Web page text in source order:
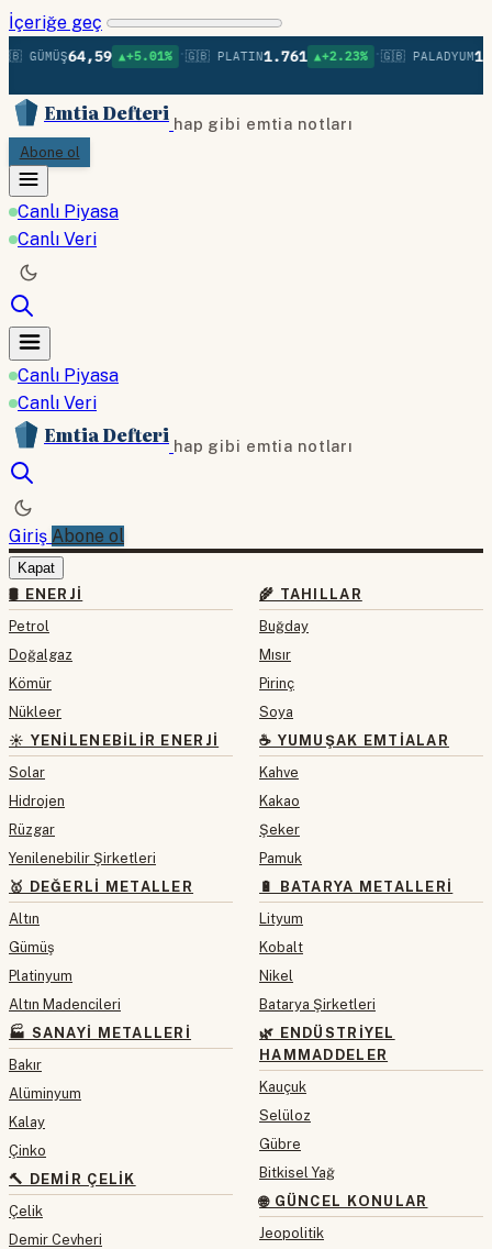
İçeriğe geç
GÜMÜŞ64,59 ▲+5.01% •🇬🇧 PLATIN1.761 ▲+2.23% •🇬🇧 PALADYUM
Emtia Defteri hap gibi emtia notları
Abone ol
Canlı Piyasa
Canlı Veri
Canlı Piyasa
Canlı Veri
Emtia Defteri hap gibi emtia notları
Giriş Abone ol
Kapat
🛢 ENERJI
Petrol
Doğalgaz
Kömür
Nükleer
☀️ YENILENEBILIR ENERJI
Solar
Hidrojen
Rüzgar
Yenilenebilir Şirketleri
🥇 DEĞERLI METALLER
Altın
Gümüş
Platinyum
Altın Madencileri
🏭 SANAYI METALLERI
Bakır
Alüminyum
Kalay
Çinko
🔨 DEMIR ÇELIK
Çelik
Demir Cevheri
🌾 TAHILLAR
Buğday
Mısır
Pirinç
Soya
☕ YUMUŞAK EMTIALAR
Kahve
Kakao
Şeker
Pamuk
🔋 BATARYA METALLERI
Lityum
Kobalt
Nikel
Batarya Şirketleri
🌿 ENDÜSTRIYEL
HAMMADDELER
Kauçuk
Selüloz
Gübre
Bitkisel Yağ
🌐 GÜNCEL KONULAR
Jeopolitik